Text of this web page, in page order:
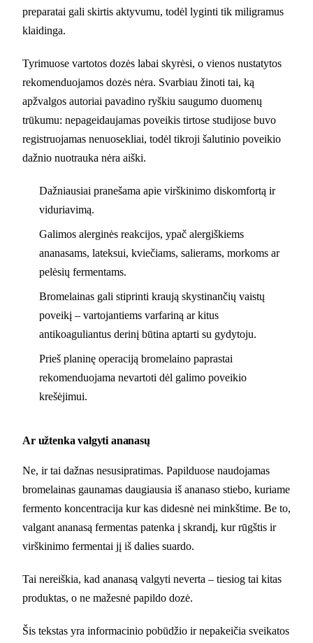
preparatai gali skirtis aktyvumu, todėl lyginti tik miligramus
klaidinga.
Tyrimuose vartotos dozės labai skyrėsi, o vienos nustatytos
rekomenduojamos dozės nėra. Svarbiau žinoti tai, ką
apžvalgos autoriai pavadino ryškiu saugumo duomenų
trūkumu: nepageidaujamas poveikis tirtose studijose buvo
registruojamas nenuosekliai, todėl tikroji šalutinio poveikio
dažnio nuotrauka nėra aiški.
Dažniausiai pranešama apie virškinimo diskomfortą ir
viduriavimą.
Galimos alerginės reakcijos, ypač alergiškiems
ananasams, lateksui, kviečiams, salierams, morkoms ar
pelėsių fermentams.
Bromelainas gali stiprinti kraują skystinančių vaistų
poveikį – vartojantiems varfariną ar kitus
antikoaguliantus derinį būtina aptarti su gydytoju.
Prieš planinę operaciją bromelaino paprastai
rekomenduojama nevartoti dėl galimo poveikio
krešėjimui.
Ar užtenka valgyti ananasų
Ne, ir tai dažnas nesusipratimas. Papilduose naudojamas
bromelainas gaunamas daugiausia iš ananaso stiebo, kuriame
fermento koncentracija kur kas didesnė nei minkštime. Be to,
valgant ananasą fermentas patenka į skrandį, kur rūgštis ir
virškinimo fermentai jį iš dalies suardo.
Tai nereiškia, kad ananasą valgyti neverta – tiesiog tai kitas
produktas, o ne mažesnė papildo dozė.
Šis tekstas yra informacinio pobūdžio ir nepakeičia sveikatos